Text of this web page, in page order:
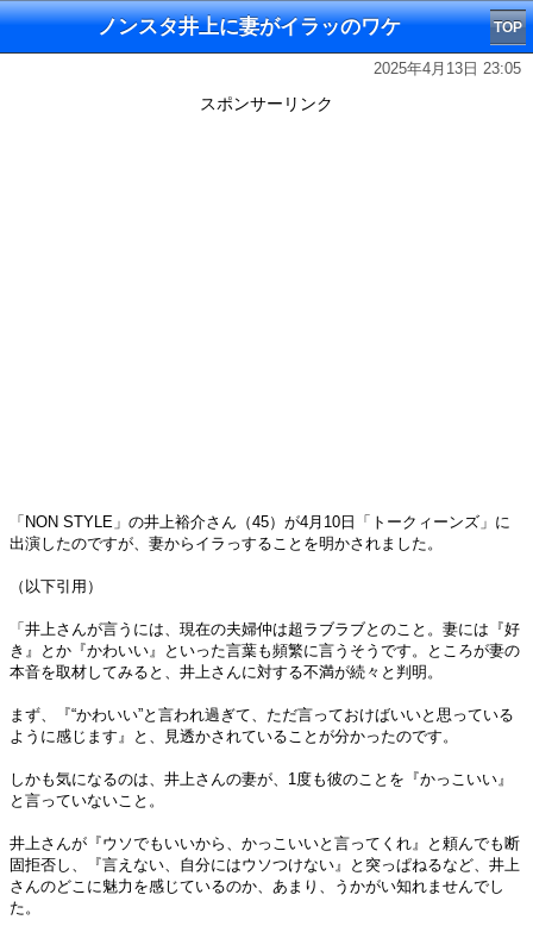
ノンスタ井上に妻がイラッのワケ TOP
2025年4月13日 23:05
スポンサーリンク
「NON STYLE」の井上裕介さん（45）が4月10日「トークィーンズ」に
出演したのですが、妻からイラっすることを明かされました。
（以下引用）
「井上さんが言うには、現在の夫婦仲は超ラブラブとのこと。妻には『好
き』とか『かわいい』といった言葉も頻繁に言うそうです。ところが妻の
本音を取材してみると、井上さんに対する不満が続々と判明。
まず、『“かわいい”と言われ過ぎて、ただ言っておけばいいと思っている
ように感じます』と、見透かされていることが分かったのです。
しかも気になるのは、井上さんの妻が、1度も彼のことを『かっこいい』
と言っていないこと。
井上さんが『ウソでもいいから、かっこいいと言ってくれ』と頼んでも断
固拒否し、『言えない、自分にはウソつけない』と突っぱねるなど、井上
さんのどこに魅力を感じているのか、あまり、うかがい知れませんでし
た。